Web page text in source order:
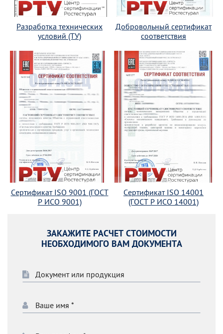
Разработка технических
условий (ТУ)
Добровольный сертификат
соответствия
Сертификат ISO 9001 (ГОСТ
Р ИСО 9001)
Сертификат ISO 14001
(ГОСТ Р ИСО 14001)
ЗАКАЖИТЕ РАСЧЕТ СТОИМОСТИ
НЕОБХОДИМОГО ВАМ ДОКУМЕНТА